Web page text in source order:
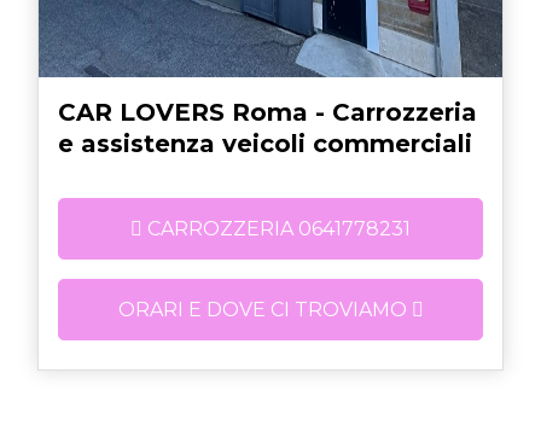
CAR LOVERS Roma - Carrozzeria
e assistenza veicoli commerciali
CARROZZERIA 0641778231
ORARI E DOVE CI TROVIAMO